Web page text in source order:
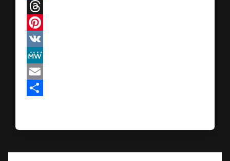
Telegram
Threads
Pinterest
VK
MeWe
Email